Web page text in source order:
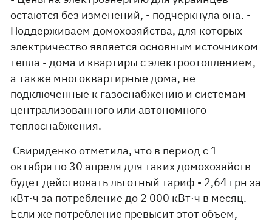
остаются без изменений, - подчеркнула она. -
Поддерживаем домохозяйства, для которых
электричество является основным источником
тепла - дома и квартиры с электроотоплением,
а также многоквартирные дома, не
подключенные к газоснабжению и системам
централизованного или автономного
теплоснабжения.
Свириденко отметила, что в период с 1
октября по 30 апреля для таких домохозяйств
будет действовать льготный тариф - 2,64 грн за
кВт⋅ч за потребление до 2 000 кВт⋅ч в месяц.
Если же потребление превысит этот объем,